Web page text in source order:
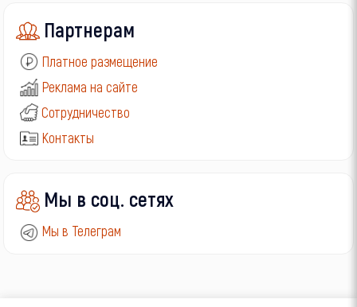
Партнерам
Платное размещение
Реклама на сайте
Сотрудничество
Контакты
Мы в соц. сетях
Мы в Телеграм